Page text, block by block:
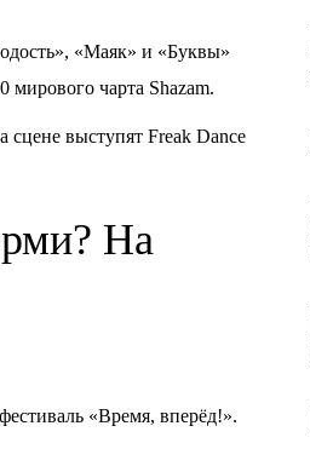
«Маяк» и «Буквы»
чарта Shazam.
выступят Freak Dance
На
«Время, вперёд!».